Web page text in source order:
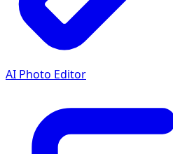
AI Photo Editor